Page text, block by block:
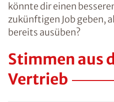
könnte dir einen
zukünftigen Job geben,
bereits ausüben?
Stimmen aus
Vertrieb